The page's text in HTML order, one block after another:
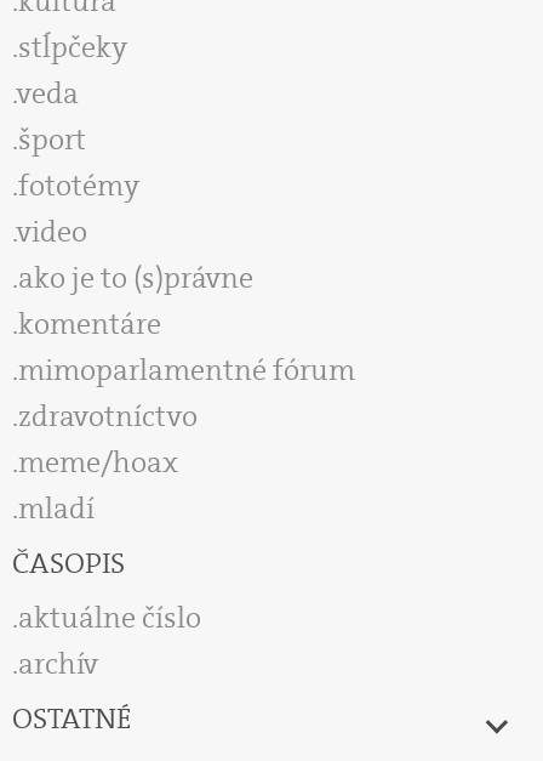
stĺpčeky
veda
šport
fototémy
video
ako je to (s)právne
komentáre
mimoparlamentné fórum
zdravotníctvo
meme/hoax
mladí
ČASOPIS
aktuálne číslo
archív
OSTATNÉ